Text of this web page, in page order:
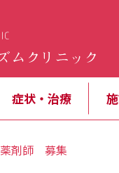
症状・治療
薬剤師 募集